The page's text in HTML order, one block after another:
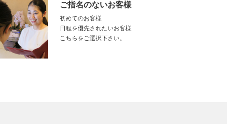
ご指名のないお客様
初めてのお客様
日程を優先されたいお客様
こちらをご選択下さい。